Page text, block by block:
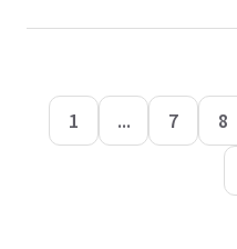
1 ... 7 8